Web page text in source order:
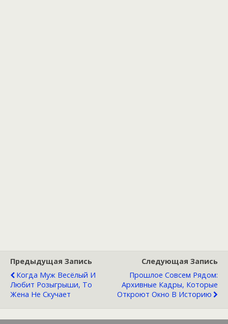
Предыдущая Запись
Когда Муж Весёлый И
Любит Розыгрыши, То
Жена Не Скучает
Следующая Запись
Прошлое Совсем Рядом:
Архивные Кадры, Которые
Откроют Окно В Историю